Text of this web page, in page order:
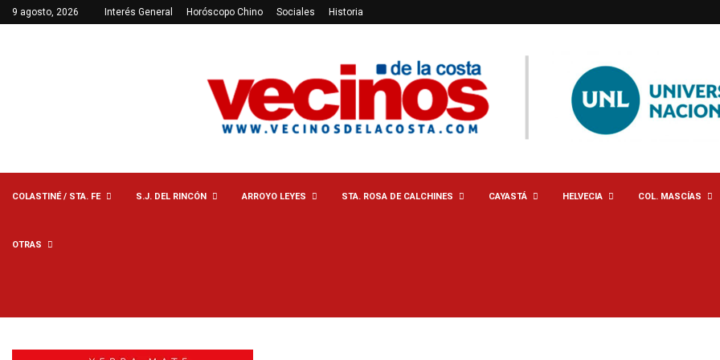
9 agosto, 2026 Interés General Horóscopo Chino Sociales Historia
COLASTINÉ / STA. FE S.J. DEL RINCÓN ARROYO LEYES STA. ROSA DE CALCHINES CAYASTÁ HELVECIA COL. MASCÍAS
OTRAS